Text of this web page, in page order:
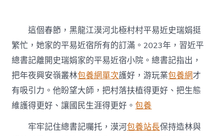
這個春節，黑龍江漠河北極村村平易近史瑞娟挺
繁忙，她家的平易近宿所有的訂滿。2023年，習近平
總書記離開史瑞娟家的平易近宿小院。總書記指出，
把年夜興安嶺叢林包養網單次護好，游玩業包養網才
有吸引力。他盼望大師，把村落扶植得更好、把生態
維護得更好、讓國民生涯得更好。包養
牢牢記住總書記囑托，漠河包養站長保持造林與